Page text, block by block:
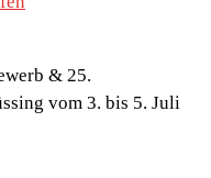
& 25.
vom 3. bis 5. Juli